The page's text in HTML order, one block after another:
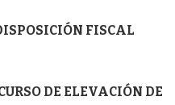
FISCAL
DE ELEVACIÓN DE